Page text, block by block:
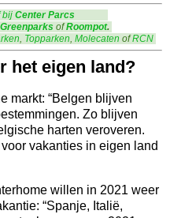
bij Center Parcs
ofRoompot.
, Topparken, Molecaten ofRCN
het eigen land?
markt: “Belgen blijven
Zo blijven
harten veroveren.
vakanties in eigen land
willen in 2021 weer
“Spanje, Italië,